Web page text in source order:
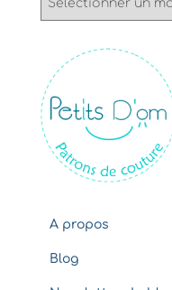
v
e
s
A propos
Blog